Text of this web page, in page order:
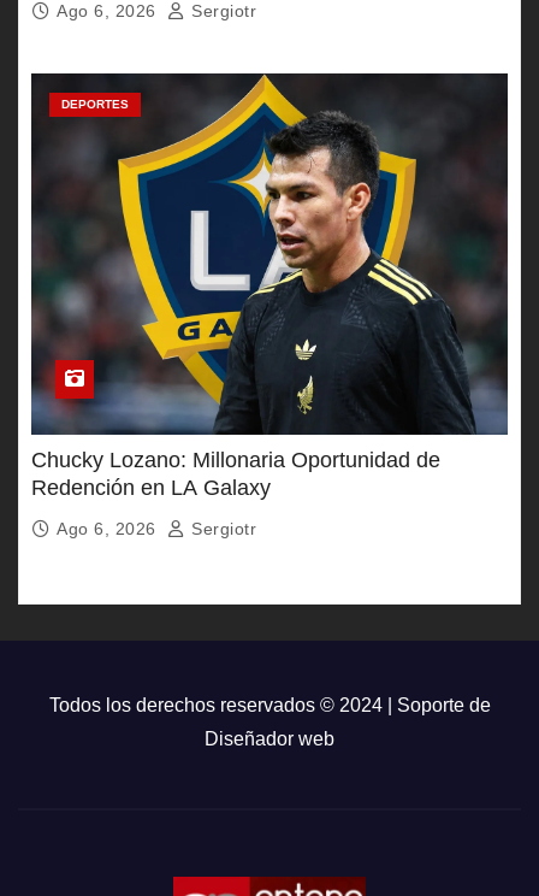
Ago 6, 2026 Sergiotr
DEPORTES
Chucky Lozano: Millonaria Oportunidad de
Redención en LA Galaxy
Ago 6, 2026 Sergiotr
Todos los derechos reservados © 2024 | Soporte de
Diseñador web